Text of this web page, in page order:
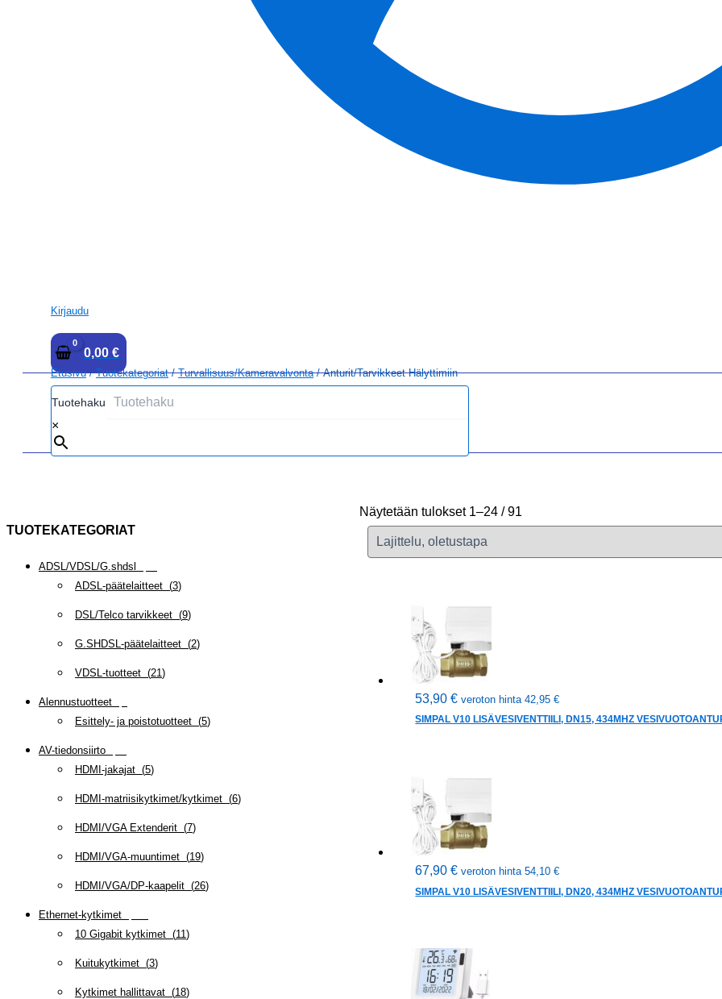
Kirjaudu
0,00€
Etusivu/Tuotekategoriat/Turvallisuus/kameravalvonta/ Anturit/tarvikkeet Hälyttimiin
Tuotehaku
×
TUOTEKATEGORIAT
ADSL/VDSL/G.shdsl
ADSL-päätelaitteet (3)
DSL/Telco tarvikkeet (9)
G.SHDSL-päätelaitteet (2)
VDSL-tuotteet (21)
Alennustuotteet
Esittely- ja poistotuotteet (5)
AV-tiedonsiirto
HDMI-jakajat (5)
HDMI-matriisikytkimet/kytkimet (6)
HDMI/VGA Extenderit (7)
HDMI/VGA-muuntimet (19)
HDMI/VGA/DP-kaapelit (26)
Ethernet-kytkimet
10 Gigabit kytkimet (11)
Kuitukytkimet (3)
Kytkimet hallittavat (18)
Näytetään tulokset 1–24 / 91
53,90€ veroton hinta42,95€
SIMPAL V10 LISÄVESIVENTTIILI, DN15, 434MHZ
67,90€ veroton hinta54,10€
SIMPAL V10 LISÄVESIVENTTIILI, DN20, 434MHZ